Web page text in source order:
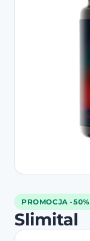
PROMOCJA -50%
Slimital